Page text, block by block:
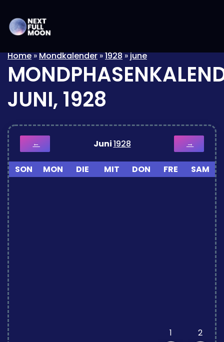
Home»Mondkalender»1928»june
JUNI, 1928
← Juni1928 →
SON MON DIE MIT DON FRE SAM
1 2